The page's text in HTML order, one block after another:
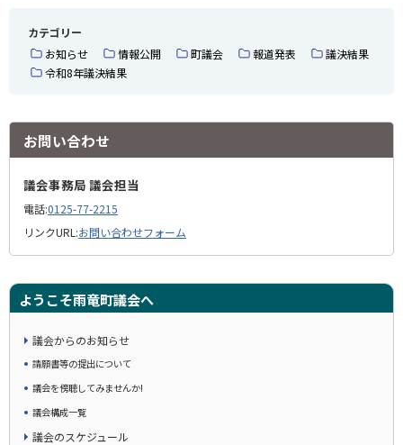
カテゴリー
お知らせ
情報公開 町議会 報道発表
議決結果
令和8年議決結果
お問い合わせ
議会事務局 議会担当
電話:0125-77-2215
リンクURL:お問い合わせフォーム
ようこそ雨竜町議会へ
議会からのお知らせ
請願書等の提出について
議会を傍聴してみませんか!
議会構成一覧
議会のスケジュール